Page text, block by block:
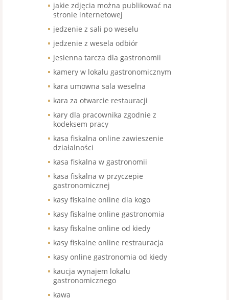
jakie zdjęcia można publikować na
stronie internetowej
jedzenie z sali po weselu
jedzenie z wesela odbiór
jesienna tarcza dla gastronomii
kamery w lokalu gastronomicznym
kara umowna sala weselna
kara za otwarcie restauracji
kary dla pracownika zgodnie z
kodeksem pracy
kasa fiskalna online zawieszenie
działalności
kasa fiskalna w gastronomii
kasa fiskalna w przyczepie
gastronomicznej
kasy fiskalne online dla kogo
kasy fiskalne online gastronomia
kasy fiskalne online od kiedy
kasy fiskalne online restrauracja
kasy online gastronomia od kiedy
kaucja wynajem lokalu
gastronomicznego
kawa